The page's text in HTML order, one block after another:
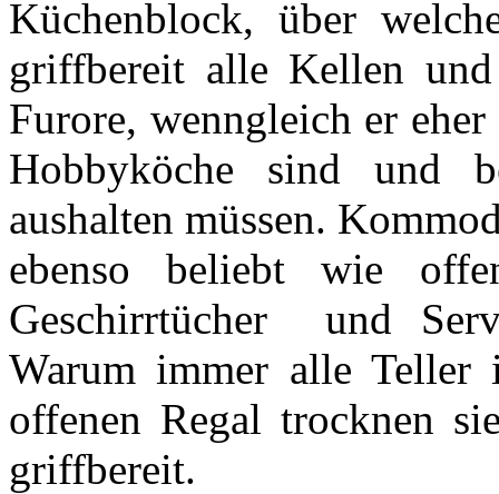
Küchenblock, über
griffbereit alle Kellen
Furore, wenngleich er
Hobbyköche sind und
aushalten müssen.
ebenso beliebt wie
Geschirrtücher und
Warum immer alle Teller
offenen Regal trocknen
griffbereit.